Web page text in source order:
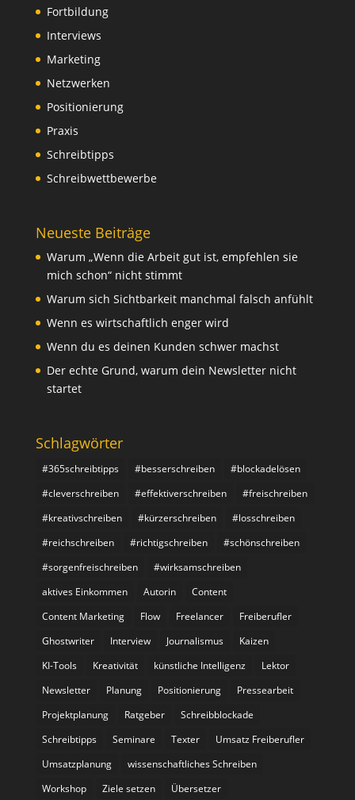
Fortbildung
Interviews
Marketing
Netzwerken
Positionierung
Praxis
Schreibtipps
Schreibwettbewerbe
Neueste Beiträge
Warum „Wenn die Arbeit gut ist, empfehlen sie
mich schon“ nicht stimmt
Warum sich Sichtbarkeit manchmal falsch anfühlt
Wenn es wirtschaftlich enger wird
Wenn du es deinen Kunden schwer machst
Der echte Grund, warum dein Newsletter nicht
startet
Schlagwörter
#365schreibtipps #besserschreiben
#blockadelösen
#cleverschreiben
#effektiverschreiben
#freischreiben
#kreativschreiben
#kürzerschreiben
#losschreiben
#reichschreiben
#richtigschreiben
#schönschreiben
#sorgenfreischreiben
#wirksamschreiben
aktives Einkommen
Autorin
Content
Content Marketing
Flow Freelancer
Freiberufler
Ghostwriter
Interview Journalismus
Kaizen
KI-Tools
Kreativität künstliche Intelligenz
Lektor
Newsletter
Planung Positionierung
Pressearbeit
Projektplanung
Ratgeber
Schreibblockade
Schreibtipps
Seminare Texter
Umsatz Freiberufler
Umsatzplanung
wissenschaftliches Schreiben
Workshop
Ziele setzen Übersetzer